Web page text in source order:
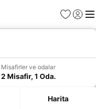
Favoriler
Giriş
Misafirler ve odalar
2 Misafir, 1 Oda.
Harita